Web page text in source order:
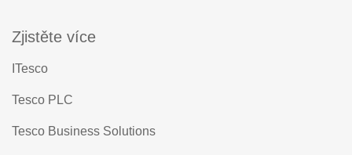
Zjistěte více
ITesco
Tesco PLC
Tesco Business Solutions